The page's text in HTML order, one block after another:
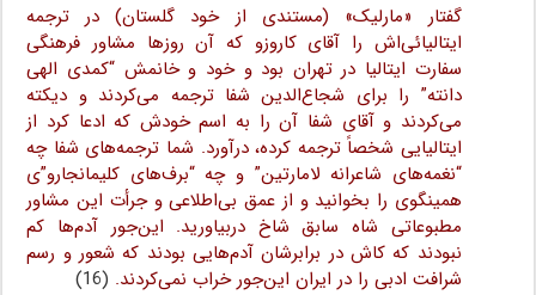
گفتار «مارلیک» (مستندی از خود گلستان) در ترجمه
ایتالیائی‌اش را آقای کاروزو که آن روزها مشاور فرهنگی
سفارت ایتالیا در تهران بود و خود و خانمش “کمدی الهی
دانته” را برای شجاع‌الدین شفا ترجمه می‌کردند و دیکته
می‌کردند و آقای شفا آن را به اسم خودش که ادعا کرد از
ایتالیایی شخصاً ترجمه کرده، درآورد. شما ترجمه‌های شفا چه
“نغمه‌های شاعرانه لامارتین” و چه “برف‌های کلیمانجارو”ی
همینگوی را بخوانید و از عمق بی‌اطلاعی و جرأت این مشاور
مطبوعاتی شاه سابق شاخ دربیاورید. این‌جور آدم‌ها کم
نبودند که کاش در برابرشان آدم‌هایی بودند که شعور و رسم
شرافت ادبی را در ایران این‌جور خراب نمی‌کردند. (16)